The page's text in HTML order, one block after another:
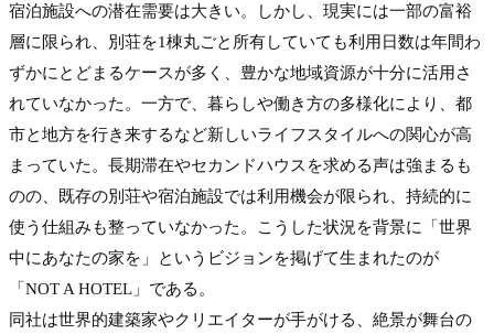
宿泊施設への潜在需要は大きい。しかし、現実には一部の富裕
層に限られ、別荘を1棟丸ごと所有していても利用日数は年間わ
ずかにとどまるケースが多く、豊かな地域資源が十分に活用さ
れていなかった。一方で、暮らしや働き方の多様化により、都
市と地方を行き来するなど新しいライフスタイルへの関心が高
まっていた。長期滞在やセカンドハウスを求める声は強まるも
のの、既存の別荘や宿泊施設では利用機会が限られ、持続的に
使う仕組みも整っていなかった。こうした状況を背景に「世界
中にあなたの家を」というビジョンを掲げて生まれたのが
「NOT A HOTEL」である。
同社は世界的建築家やクリエイターが手がける、絶景が舞台の